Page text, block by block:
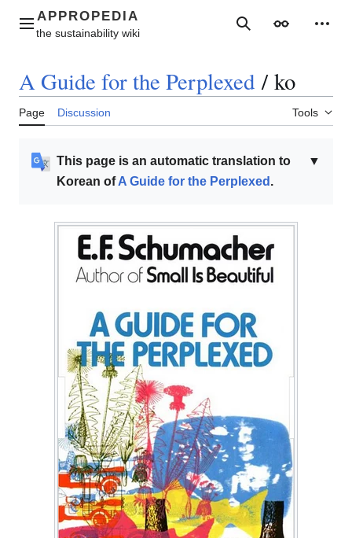
contentMain menu SearchAppearance
A Guide for the Perplexed / ko
Page Discussion Tools
▼
This page is an automatic translation to
Korean ofA Guide for the Perplexed .